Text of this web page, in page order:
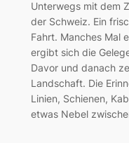
Unterwegs mit dem
der Schweiz. Ein
Fahrt. Manches Mal
ergibt sich die
Davor und danach
Landschaft. Die
Linien, Schienen,
etwas Nebel